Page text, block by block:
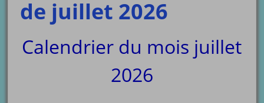
de juillet 2026
Calendrier du mois juillet
2026